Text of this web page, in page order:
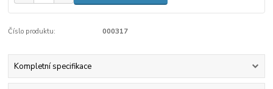
Číslo produktu: 000317
Kompletní specifikace